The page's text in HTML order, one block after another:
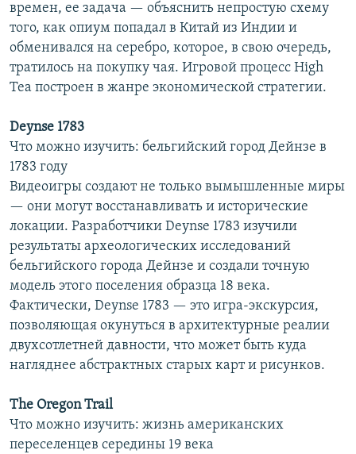
времен, ее задача — объяснить непростую схему
того, как опиум попадал в Китай из Индии и
обменивался на серебро, которое, в свою очередь,
тратилось на покупку чая. Игровой процесс High
Tea построен в жанре экономической стратегии.
Deynse 1783
Что можно изучить: бельгийский город Дейнзе в
1783 году
Видеоигры создают не только вымышленные миры
— они могут восстанавливать и исторические
локации. Разработчики Deynse 1783 изучили
результаты археологических исследований
бельгийского города Дейнзе и создали точную
модель этого поселения образца 18 века.
Фактически, Deynse 1783 — это игра-экскурсия,
позволяющая окунуться в архитектурные реалии
двухсотлетней давности, что может быть куда
нагляднее абстрактных старых карт и рисунков.
The Oregon Trail
Что можно изучить: жизнь американских
переселенцев середины 19 века